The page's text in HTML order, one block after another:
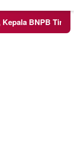
Tinjau Langsung